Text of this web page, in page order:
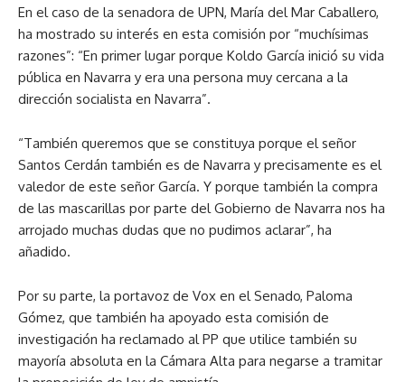
En el caso de la senadora de UPN, María del Mar Caballero,
ha mostrado su interés en esta comisión por “muchísimas
razones”: “En primer lugar porque Koldo García inició su vida
pública en Navarra y era una persona muy cercana a la
dirección socialista en Navarra”.
“También queremos que se constituya porque el señor
Santos Cerdán también es de Navarra y precisamente es el
valedor de este señor García. Y porque también la compra
de las mascarillas por parte del Gobierno de Navarra nos ha
arrojado muchas dudas que no pudimos aclarar”, ha
añadido.
Por su parte, la portavoz de Vox en el Senado, Paloma
Gómez, que también ha apoyado esta comisión de
investigación ha reclamado al PP que utilice también su
mayoría absoluta en la Cámara Alta para negarse a tramitar